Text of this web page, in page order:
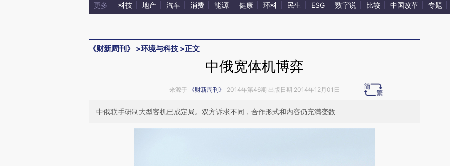
更多 科技 地产 汽车 消费 能源 健康 环科 民生 ESG 数字说 比较 中国改革 专题
《财新周刊》 >环境与科技 >正文
中俄宽体机博弈
来源于 《财新周刊》 2014年第46期 出版日期 2014年12月01日
中俄联手研制大型客机已成定局。双方诉求不同，合作形式和内容仍充满变数